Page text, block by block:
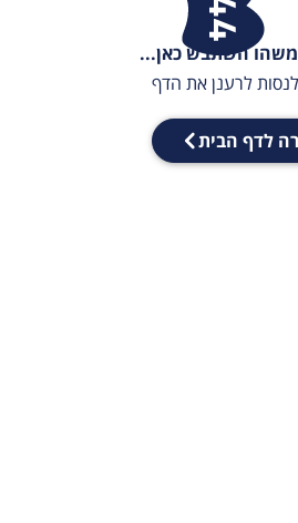
השתבש כאן...
לרענן את הדף
לדף הבית